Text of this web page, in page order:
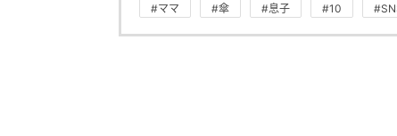
#ママ #傘 #息子 #10